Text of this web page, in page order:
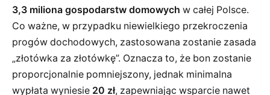
3,3 miliona gospodarstw domowych w całej Polsce.
Co ważne, w przypadku niewielkiego przekroczenia
progów dochodowych, zastosowana zostanie zasada
„złotówka za złotówkę”. Oznacza to, że bon zostanie
proporcjonalnie pomniejszony, jednak minimalna
wypłata wyniesie 20 zł, zapewniając wsparcie nawet